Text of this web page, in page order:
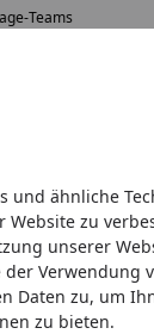
und ähnliche
zu
unserer
Verwendung
Daten zu, um
zu bieten.
Teams
Bewertungen
Burgerpresse